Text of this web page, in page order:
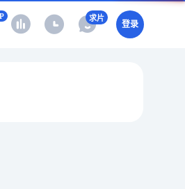
求片
登录